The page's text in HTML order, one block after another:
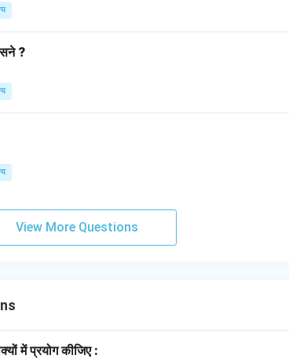
?
View More Questions
में प्रयोग कीजिए :